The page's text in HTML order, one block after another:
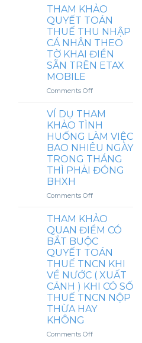
NGƯỜI
LAO
ĐỘNG
NƯỚC
NGOÀI
NHƯ
VÉ
BAY
HỒI
HÀNG
NĂM,
TIỀN
HỌC
PHÍ,
PHỤ
HIỂM
TAI
NẠN/
SỨC
KHỎE,
TRỢ
CẤP
MỘT
LẦN
CHUYỂN
Ở
ĐIỂM
KHÁC
NHAU
CẦN
LƯU
Ý
VỀ
TÍNH
THUẾ
TNCN
KHI
TẶNG
PHIẾU
(
)
CHO
NHÂN
VIÊN
THAM KHẢO
QUYẾT TOÁN
THUẾ THU NHẬP
CÁ NHÂN THEO
TỜ KHAI ĐIỀN
SẴN TRÊN ETAX
MOBILE
Comments Offon
KHẢO
QUYẾT
TOÁN
THUẾ
THU
NHẬP
CÁ
ĐIỀN
SẴN
TRÊN
ETAX
MOBILE
VÍ DỤ THAM
KHẢO TÌNH
HUỐNG LÀM VIỆC
BAO NHIÊU NGÀY
TRONG THÁNG
THÌ PHẢI ĐÓNG
BHXH
Comments Offon
DỤ
THAM
KHẢO
TÌNH
HUỐNG
LÀM
VIỆC
BAO
NHIÊU
NGÀY
THÌ
THAM KHẢO
QUAN ĐIỂM CÓ
BẮT BUỘC
QUYẾT TOÁN
THUẾ TNCN KHI
VỀ NƯỚC ( XUẤT
CẢNH ) KHI CÓ SỐ
THUẾ TNCN NỘP
THỪA HAY
KHÔNG
Comments Offon